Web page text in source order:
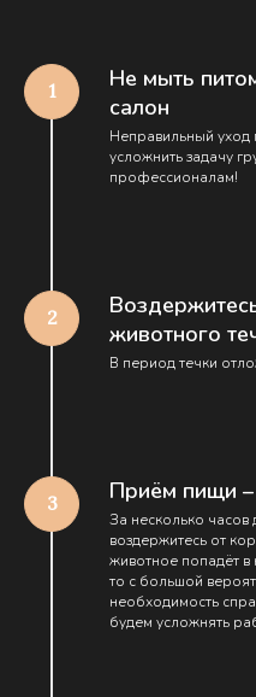
Не мыть
салон
Неправильный уход
усложнить задачу
профессионалам!
животного
В период течки
Приём пищи –
За несколько
воздержитесь от
животное попадёт
то с большой
необходимость
будем усложнять